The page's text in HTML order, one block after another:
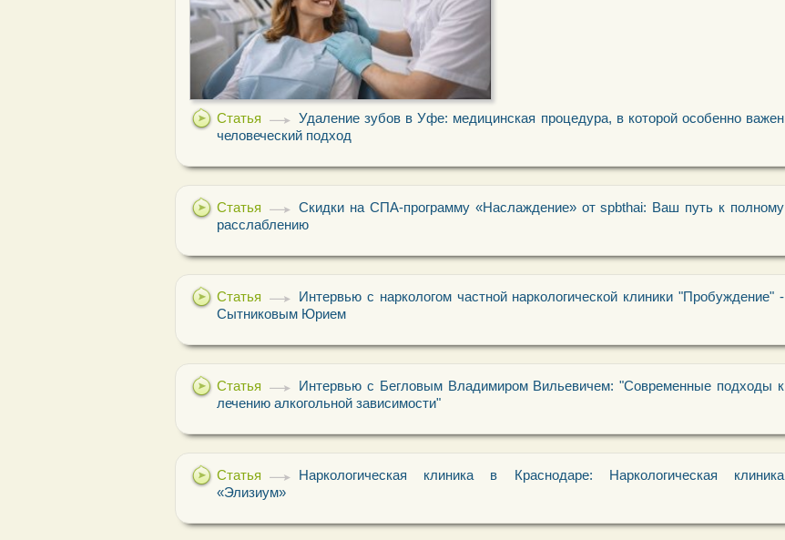
Статья
Удаление зубов в Уфе: медицинская процедура, в которой особенно важен
человеческий подход
Статья
Скидки на СПА-программу «Наслаждение» от spbthai: Ваш путь к полному
расслаблению
Статья
Интервью с наркологом частной наркологической клиники "Пробуждение" -
Сытниковым Юрием
Статья
Интервью с Бегловым Владимиром Вильевичем: "Современные подходы к
лечению алкогольной зависимости"
Статья
Наркологическая клиника в Краснодаре: Наркологическая клиника
«Элизиум»